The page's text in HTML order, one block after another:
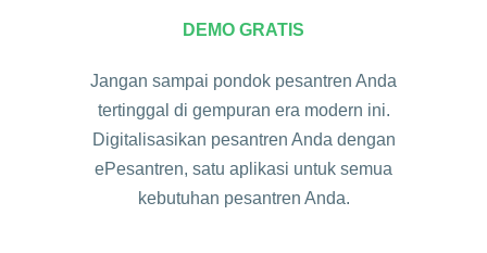
DEMO GRATIS
Jangan sampai pondok pesantren Anda
tertinggal di gempuran era modern ini.
Digitalisasikan pesantren Anda dengan
ePesantren, satu aplikasi untuk semua
kebutuhan pesantren Anda.